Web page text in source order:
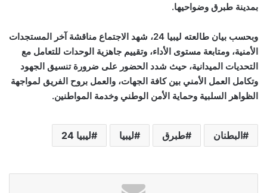
بمدينة طبرق وضواحيها.
وبحسب بيان طالعته ليبيا 24، شهد الاجتماع مناقشة آخر المستجدات
الأمنية، ومتابعة مستوى الأداء، وتقييم جاهزية الوحدات للتعامل مع
التحديات الميدانية، حيث شدد الحضور على ضرورة تنسيق الجهود
وتكامل العمل الأمني بين كافة الجهات، والعمل بروح الفريق لمواجهة
الظواهر السلبية وحماية الأمن الوطني وخدمة المواطنين.
البطنان طبرق ليبيا ليبيا 24